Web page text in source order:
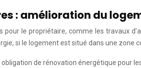
: amélioration du
pour le propriétaire, comme les travaux
si le logement est situé dans une zone
de rénovation énergétique pour